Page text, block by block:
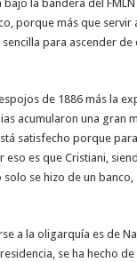
bajo la bandera del
porque más que servir
para ascender de
de 1886 más la
acumularon una gran
satisfecho porque
eso es que Cristiani,
solo se hizo de un
a la oligarquía es de
se ha hecho